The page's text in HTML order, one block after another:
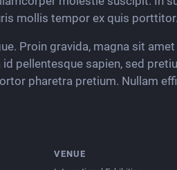
mollis tempor ex quis porttitor.
Proin gravida, magna sit
pellentesque sapien, sed
pharetra pretium. Nullam
VENUE